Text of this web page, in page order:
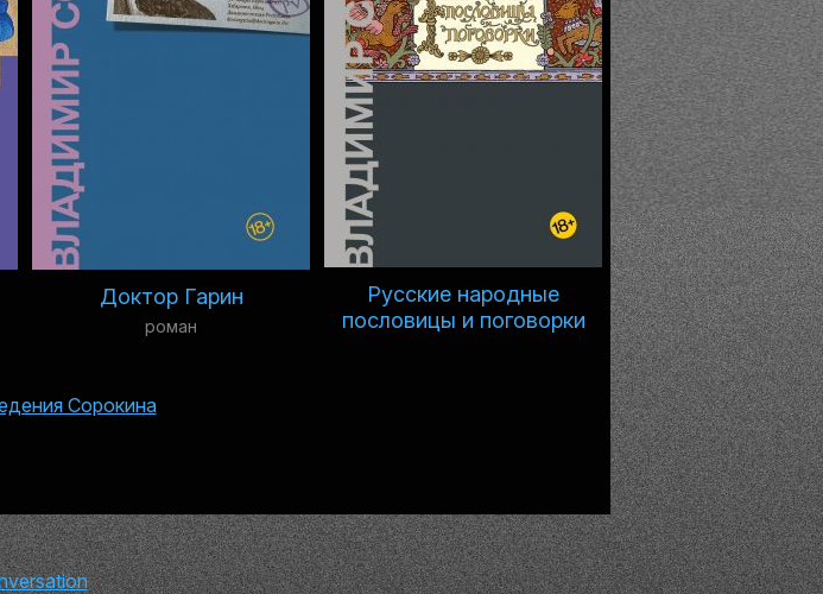
Доктор Гарин
роман
Русские народные
пословицы и поговорки
Сорокина